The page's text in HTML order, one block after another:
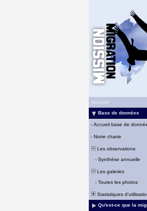
Accueil
Base de données
- Accueil base de
- Notre charte
Les observations
- Synthèse annuelle
Les galeries
- Toutes les photos
Statistiques
Qu'est-ce que la